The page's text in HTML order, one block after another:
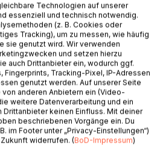
wichtigen Fragen zur Wahl der
Wahlverfahren und
detailliert beschrieben, der Autor
praktischen Ablauf der Wahl.
Muster und Vordrucke sowie die
wichtigsten Gesetze.
Technologien auf unserer
essenziell und technisch notwendig.
(z. B. Cookies oder
Tracking), um zu messen, wie häufig
sie genutzt wird. Wir verwenden
und setzen hierzu
auch Drittanbieter ein, wodurch ggf.
Tracking-Pixel, IP-Adressen
genutzt werden. Auf unserer Seite
anderen Anbietern ein (Video-
weitere Datenverarbeitung und ein
keinen Einfluss. Mit deiner
beschriebenen Vorgänge ein. Du
im Footer unter „Privacy-Einstellungen“)
widerrufen. (BoD-Impressum)